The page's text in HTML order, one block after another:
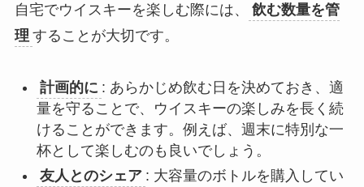
自宅でウイスキーを楽しむ際には、
飲む数量を管
理 することが大切です。
計画的に : あらかじめ飲む日を決めておき、適
量を守ることで、ウイスキーの楽しみを長く続
けることができます。例えば、週末に特別な一
杯として楽しむのも良いでしょう。
友人とのシェア : 大容量のボトルを購入してい